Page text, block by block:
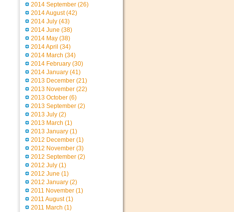
2014 September (26)
2014 August(42)
2014 July (43)
2014 June (38)
2014 May (38)
2014 April (34)
2014 March (34)
2014 February (30)
2014 January (41)
2013 December (21)
2013 November (22)
2013 October (6)
2013 September (2)
2013 July (2)
2013 March (1)
2013 January (1)
2012 December (1)
2012 November (3)
2012 September (2)
2012 July (1)
2012 June (1)
2012 January (2)
2011 November (1)
2011 August(1)
2011 March (1)